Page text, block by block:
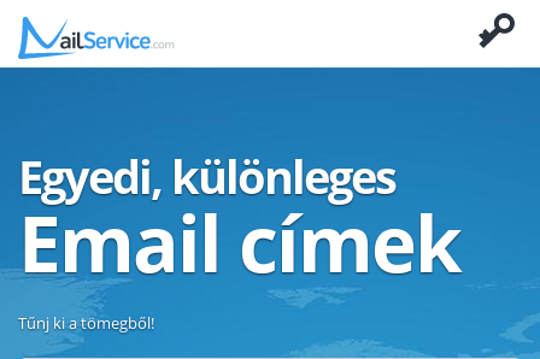
Egyedi, különleges
Email címek
Tűnj ki a tömegből!